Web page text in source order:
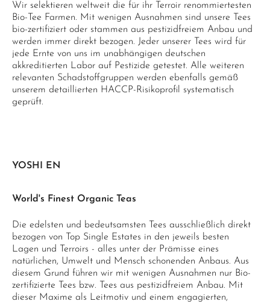
Wir selektieren weltweit die für ihr Terroir renommiertesten
Bio-Tee Farmen. Mit wenigen Ausnahmen sind unsere Tees
bio-zertifiziert oder stammen aus pestizidfreiem Anbau und
werden immer direkt bezogen. Jeder unserer Tees wird für
jede Ernte von uns im unabhängigen deutschen
akkreditierten Labor auf Pestizide getestet. Alle weiteren
relevanten Schadstoffgruppen werden ebenfalls gemäß
unserem detaillierten HACCP-Risikoprofil systematisch
geprüft.
YOSHI EN
World's Finest Organic Teas
Die edelsten und bedeutsamsten Tees ausschließlich direkt
bezogen von Top Single Estates in den jeweils besten
Lagen und Terroirs - alles unter der Prämisse eines
natürlichen, Umwelt und Mensch schonenden Anbaus. Aus
diesem Grund führen wir mit wenigen Ausnahmen nur Bio-
zertifizierte Tees bzw. Tees aus pestizidfreiem Anbau. Mit
dieser Maxime als Leitmotiv und einem engagierten,